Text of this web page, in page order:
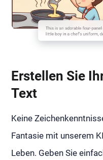
Erstellen Sie
Text
Keine
Fantasie mit unserem
Leben. Geben Sie